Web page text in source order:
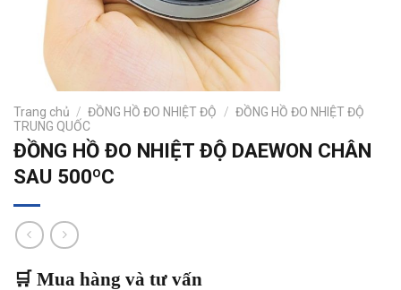
Trang chủ / ĐỒNG HỒ ĐO NHIỆT ĐỘ / ĐỒNG HỒ ĐO NHIỆT ĐỘ
TRUNG QUỐC
ĐỒNG HỒ ĐO NHIỆT ĐỘ DAEWON CHÂN
SAU 500ºC
🛒 Mua hàng và tư vấn